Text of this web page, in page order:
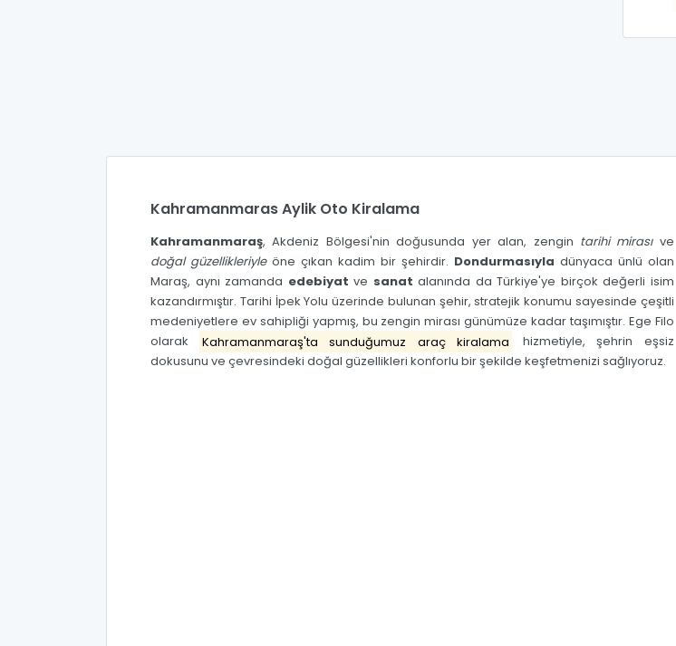
Kahramanmaras Aylik Oto Kiralama
Kahramanmaraş, Akdeniz Bölgesi'nin doğusunda yer alan, zengin tarihi mirasıve
doğal güzellikleriyleöne çıkan kadim bir şehirdir. Dondurmasıyla dünyaca ünlü olan
Maraş, aynı zamanda edebiyat ve sanat alanında da Türkiye'ye birçok değerli isim
kazandırmıştır. Tarihi İpek Yolu üzerinde bulunan şehir, stratejik konumu sayesinde çeşitli
medeniyetlere ev sahipliği yapmış, bu zengin mirası günümüze kadar taşımıştır. Ege Filo
olarak
Kahramanmaraş'ta sunduğumuz araç kiralama
hizmetiyle, şehrin eşsiz
dokusunu ve çevresindeki doğal güzellikleri konforlu bir şekilde keşfetmenizi sağlıyoruz.